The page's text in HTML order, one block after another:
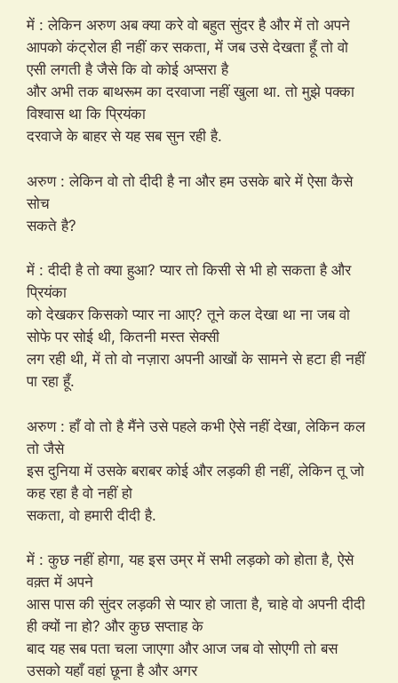
में : लेकिन अरुण अब क्या करे वो बहुत सुंदर है और में तो अपने
आपको कंट्रोल ही नहीं कर सकता, में जब उसे देखता हूँ तो वो
एसी लगती है जैसे कि वो कोई अप्सरा है
और अभी तक बाथरूम का दरवाजा नहीं खुला था. तो मुझे पक्का
विश्वास था कि प्रियंका
दरवाजे के बाहर से यह सब सुन रही है.
अरुण : लेकिन वो तो दीदी है ना और हम उसके बारे में ऐसा कैसे
सोच
सकते है?
में : दीदी है तो क्या हुआ? प्यार तो किसी से भी हो सकता है और
प्रियंका
को देखकर किसको प्यार ना आए? तूने कल देखा था ना जब वो
सोफे पर सोई थी, कितनी मस्त सेक्सी
लग रही थी, में तो वो नज़ारा अपनी आखों के सामने से हटा ही नहीं
पा रहा हूँ.
अरुण : हाँ वो तो है मैंने उसे पहले कभी ऐसे नहीं देखा, लेकिन कल
तो जैसे
इस दुनिया में उसके बराबर कोई और लड़की ही नहीं, लेकिन तू जो
कह रहा है वो नहीं हो
सकता, वो हमारी दीदी है.
में : कुछ नहीं होगा, यह इस उम्र में सभी लड़को को होता है, ऐसे
वक़्त में अपने
आस पास की सुंदर लड़की से प्यार हो जाता है, चाहे वो अपनी दीदी
ही क्यों ना हो? और कुछ सप्ताह के
बाद यह सब पता चला जाएगा और आज जब वो सोएगी तो बस
उसको यहाँ वहां छूना है और अगर